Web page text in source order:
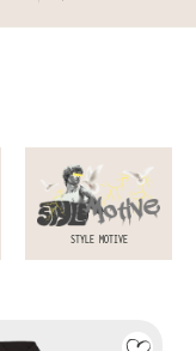
STYLE MOTIVE